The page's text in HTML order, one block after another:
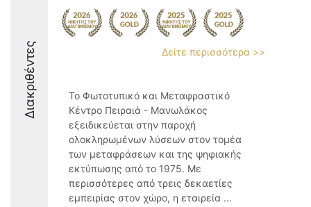
Διακριθέντες Δείτε περισσότερα >>
Το Φωτοτυπικό και Μεταφραστικό
Κέντρο Πειραιά - Μανωλάκος
εξειδικεύεται στην παροχή
ολοκληρωμένων λύσεων στον τομέα
των μεταφράσεων και της ψηφιακής
εκτύπωσης από το 1975. Με
περισσότερες από τρεις δεκαετίες
εμπειρίας στον χώρο, η εταιρεία ...